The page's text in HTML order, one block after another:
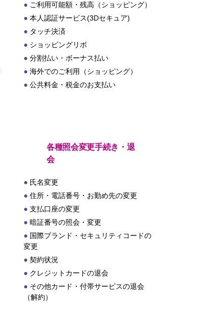
ご利用可能額・残高（ショッピング）
本人認証サービス(3Dセキュア)
タッチ決済
ショッピングリボ
分割払い・ボーナス払い
海外でのご利用（ショッピング）
公共料金・税金のお支払い
各種照会変更手続き・退
会
氏名変更
住所・電話番号・お勤め先の変更
支払口座の変更
暗証番号の照会・変更
国際ブランド・セキュリティコードの
変更
契約状況
クレジットカードの退会
その他カード・付帯サービスの退会
（解約）